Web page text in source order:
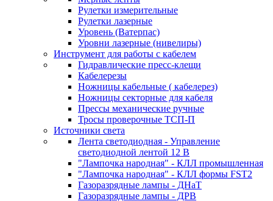
Рулетки измерительные
Рулетки лазерные
Уровень (Ватерпас)
Уровни лазерные (нивелиры)
Инструмент для работы с кабелем
Гидравлические пресс-клещи
Кабелерезы
Ножницы кабельные ( кабелерез)
Ножницы секторные для кабеля
Прессы механические ручные
Тросы проверочные ТСП-П
Источники света
Лента светодиодная - Управление
светодиодной лентой 12 В
"Лампочка народная" - КЛЛ промышленная
"Лампочка народная" - КЛЛ формы FST2
Газоразрядные лампы - ДНаТ
Газоразрядные лампы - ДРВ